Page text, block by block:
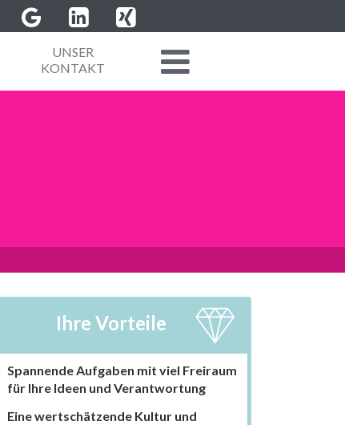
UNSER
KONTAKT
Ihre Vorteile
Spannende Aufgaben mit viel Freiraum
für Ihre Ideen und Verantwortung
Eine wertschätzende Kultur und